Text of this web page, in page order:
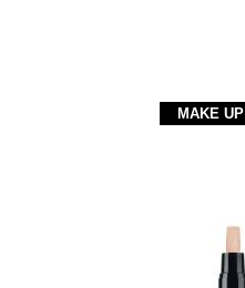
MAKE UP